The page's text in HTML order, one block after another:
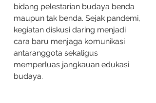
bidang pelestarian budaya benda
maupun tak benda. Sejak pandemi,
kegiatan diskusi daring menjadi
cara baru menjaga komunikasi
antaranggota sekaligus
memperluas jangkauan edukasi
budaya.